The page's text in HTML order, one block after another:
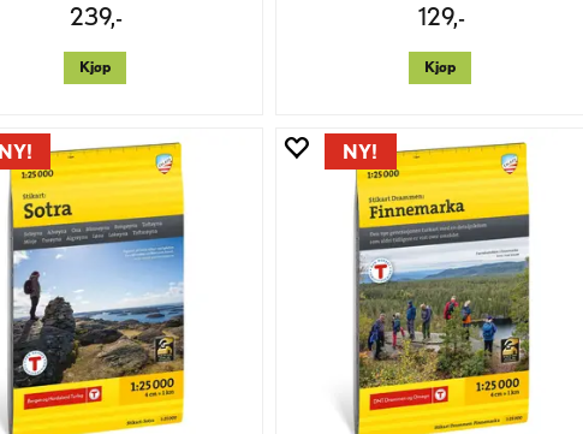
239,-
Kjøp
129,-
Kjøp